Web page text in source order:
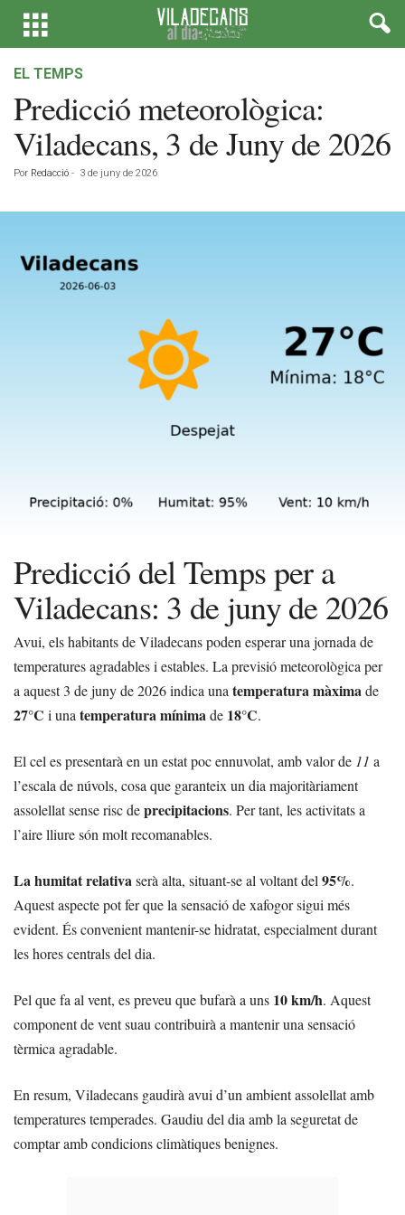
EL TEMPS
Predicció meteorològica:
Viladecans, 3 de Juny de 2026
Por Redacció - 3 de juny de 2026
Predicció del Temps per a
Viladecans: 3 de juny de 2026
Avui, els habitants de Viladecans poden esperar una jornada de
temperatures agradables i estables. La previsió meteorològica per
a aquest 3 de juny de 2026 indica unatemperatura màximade
27°C i unatemperatura mínimade 18°C.
El cel es presentarà en un estat poc ennuvolat, amb valor de 11 a
l’escala de núvols, cosa que garanteix un dia majoritàriament
assolellat sense risc deprecipitacions. Per tant, les activitats a
l’aire lliure són molt recomanables.
La humitat relativaserà alta, situant-se al voltant del95%.
Aquest aspecte pot fer que la sensació de xafogor sigui més
evident. És convenient mantenir-se hidratat, especialment durant
les hores centrals del dia.
Pel que fa al vent, es preveu que bufarà a uns 10 km/h. Aquest
component de vent suau contribuirà a mantenir una sensació
tèrmica agradable.
En resum, Viladecans gaudirà avui d’un ambient assolellat amb
temperatures temperades. Gaudiu del dia amb la seguretat de
comptar amb condicions climàtiques benignes.